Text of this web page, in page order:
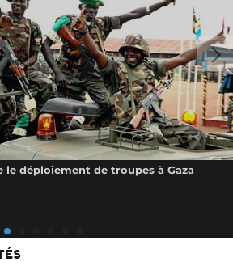
le déploiement de troupes à Gaza